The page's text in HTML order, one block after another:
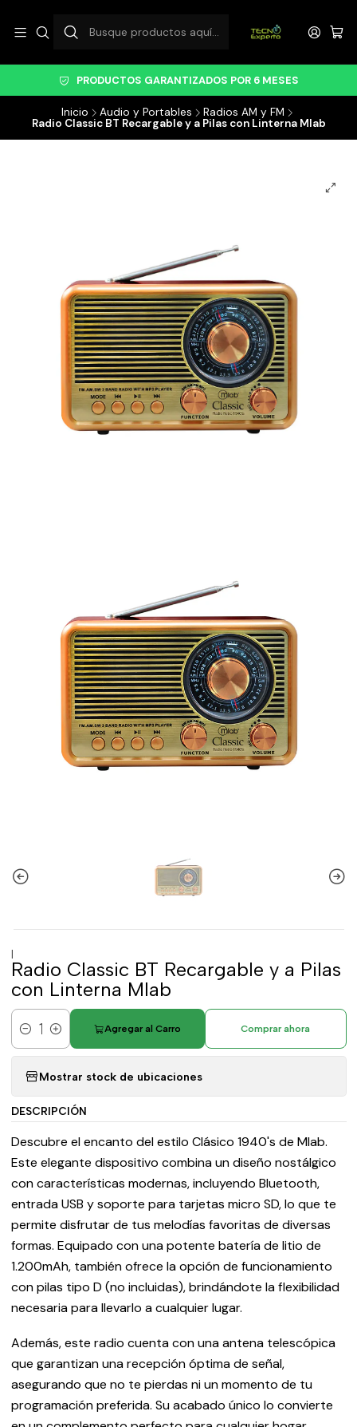
PRODUCTOS GARANTIZADOS POR 6 MESES
Inicio Audio y Portables
Radios AM y FM
Radio Classic BT Recargable y a Pilas con Linterna Mlab
|
Radio Classic BT Recargable y a Pilas
con Linterna Mlab
Cantidad
Agregar al Carro Comprar ahora
Mostrar stock de ubicaciones
DESCRIPCIÓN
Descubre el encanto del estilo Clásico 1940's de Mlab.
Este elegante dispositivo combina un diseño nostálgico
con características modernas, incluyendo Bluetooth,
entrada USB y soporte para tarjetas micro SD, lo que te
permite disfrutar de tus melodías favoritas de diversas
formas. Equipado con una potente batería de litio de
1.200mAh, también ofrece la opción de funcionamiento
con pilas tipo D (no incluidas), brindándote la flexibilidad
necesaria para llevarlo a cualquier lugar.
Además, este radio cuenta con una antena telescópica
que garantizan una recepción óptima de señal,
asegurando que no te pierdas ni un momento de tu
programación preferida. Su acabado único lo convierte